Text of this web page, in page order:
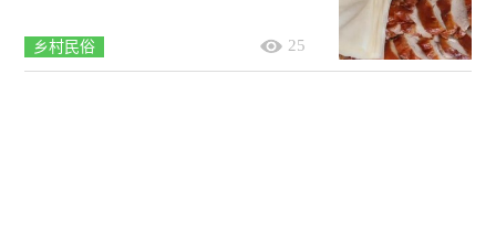
乡村民俗 25